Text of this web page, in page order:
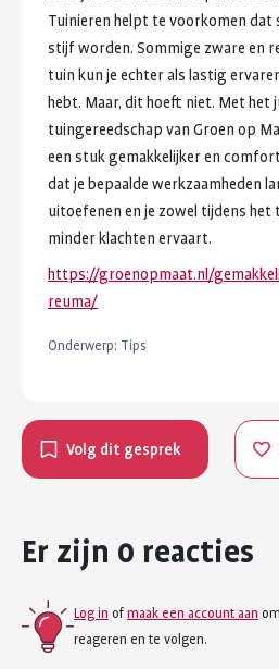
Tuinieren helpt te voorkomen dat
stijf worden. Sommige zware en
tuin kun je echterals lastig
hebt. Maar, dit hoeft niet. Met het
tuingereedschap van Groen op
een stuk gemakkelijkeren
dat je bepaalde werkzaamheden
uitoefenen en je zowel tijdens het
minderklachten ervaart.
https://groenopmaat.nl/
reuma/
Onderwerp: Tips
Volg dit gesprek
Er zijn 0 reacties
Log in of maak een account aan
reageren en te volgen.